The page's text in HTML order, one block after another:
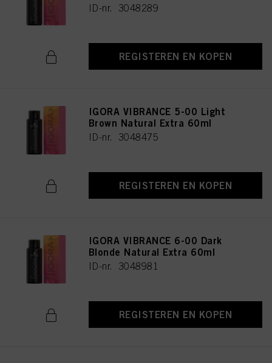
ID-nr. 3048289
REGISTEREN EN KOPEN
IGORA VIBRANCE 5-00 Light
Brown Natural Extra 60ml
ID-nr. 3048475
REGISTEREN EN KOPEN
IGORA VIBRANCE 6-00 Dark
Blonde Natural Extra 60ml
ID-nr. 3048981
REGISTEREN EN KOPEN